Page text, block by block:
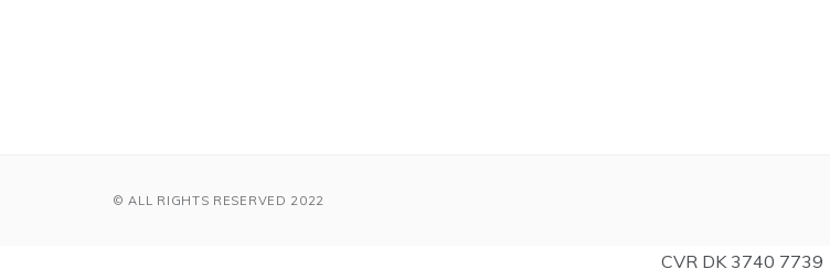
© ALL RIGHTS RESERVED 2022
CVR DK 3740 7739